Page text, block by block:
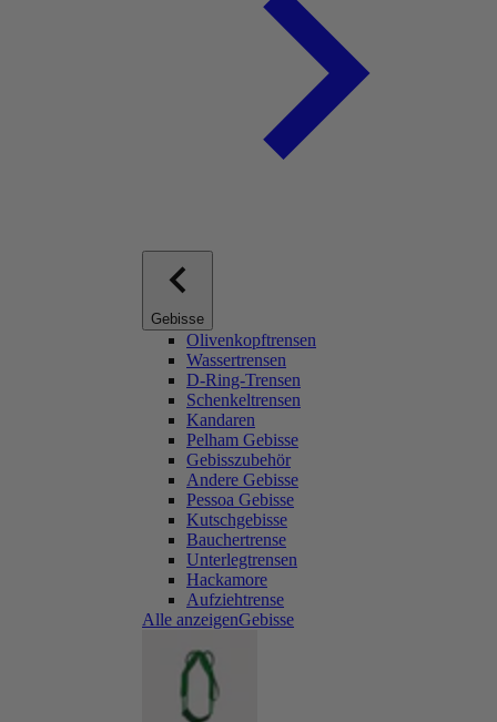
Gebisse
Olivenkopftrensen
Wassertrensen
D-Ring-Trensen
Schenkeltrensen
Kandaren
Pelham Gebisse
Gebisszubehör
Andere Gebisse
Pessoa Gebisse
Kutschgebisse
Bauchertrense
Unterlegtrensen
Hackamore
Aufziehtrense
Alle anzeigenGebisse